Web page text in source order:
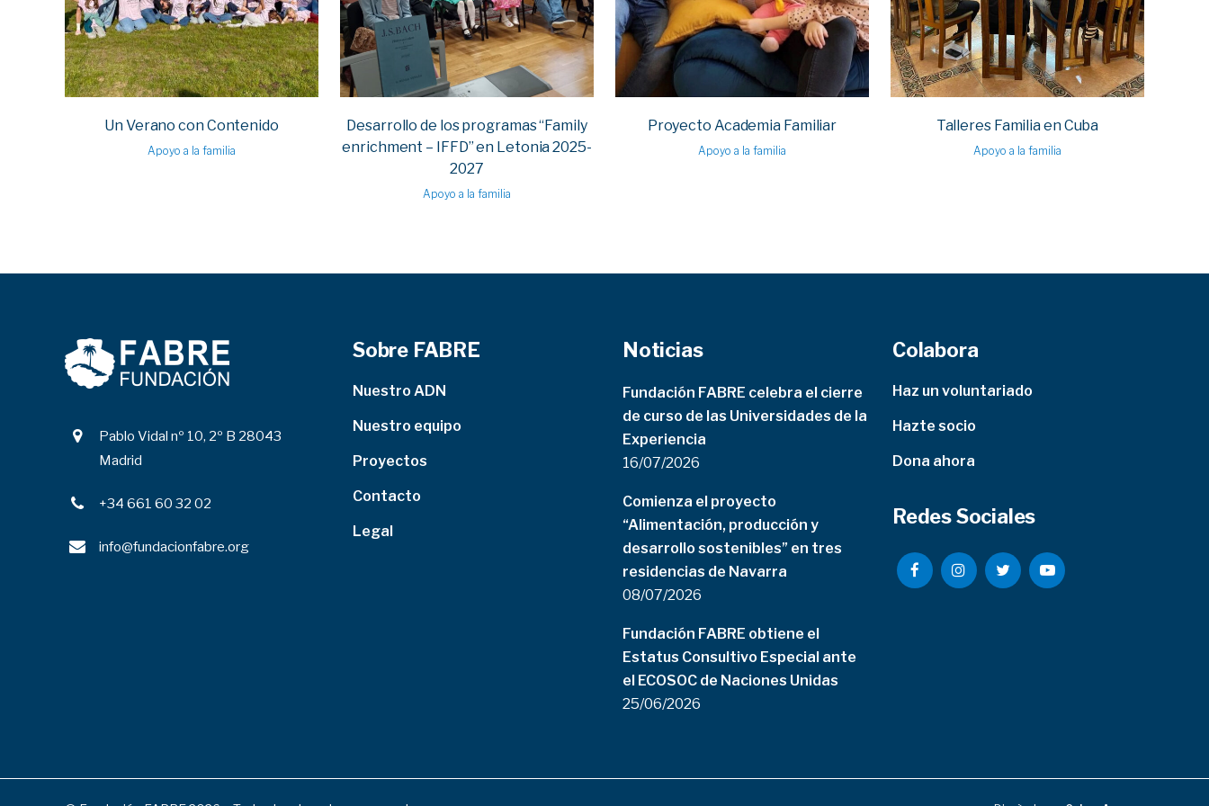
Un Verano con Contenido
Apoyo a la familia
Desarrollo de los programas “Family
enrichment – IFFD” en Letonia 2025-
2027
Apoyo a la familia
Proyecto Academia Familiar
Apoyo a la familia
Talleres Familia en Cuba
Apoyo a la familia
Pablo Vidal nº 10, 2º B 28043
Madrid
+34 661 60 32 02
info@fundacionfabre.org
Sobre FABRE
Nuestro ADN
Nuestro equipo
Proyectos
Contacto
Legal
Noticias
Fundación FABRE celebra el cierre
de curso de las Universidades de la
Experiencia
16/07/2026
Comienza el proyecto
“Alimentación, producción y
desarrollo sostenibles” en tres
residencias de Navarra
08/07/2026
Fundación FABRE obtiene el
Estatus Consultivo Especial ante
el ECOSOC de Naciones Unidas
25/06/2026
Colabora
Haz un voluntariado
Hazte socio
Dona ahora
Redes Sociales